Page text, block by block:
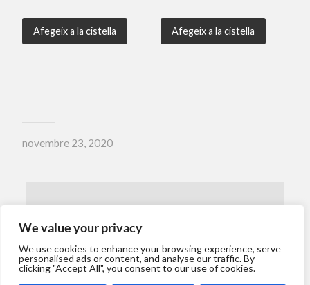
We value your privacy
We use cookies to enhance your browsing experience, serve
personalised ads or content, and analyse our traffic. By
clicking "Accept All", you consent to our use of cookies.
Afegeix a la cistella Afegeix a la cistella
novembre 23, 2020
ENTRADA SEGÜENT →